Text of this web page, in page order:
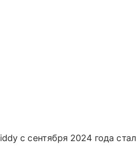
с сентября 2024 года